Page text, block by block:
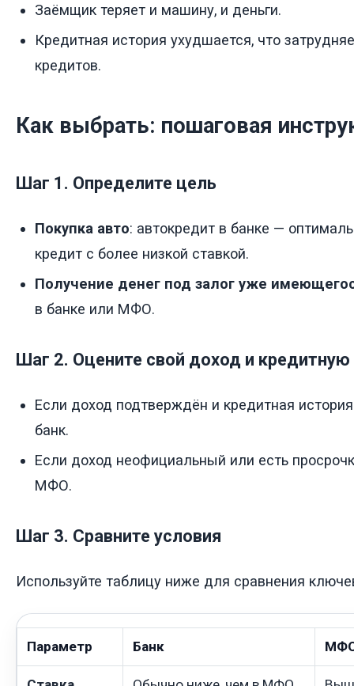
Заёмщик теряет и машину, и деньги.
Кредитная история ухудшается, что
кредитов.
Как выбрать: пошаговая
Шаг 1. Определите цель
Покупка авто: автокредит в банке —
кредит с более низкой ставкой.
Получение денег под залог уже
в банке или МФО.
Шаг 2. Оцените свой доход и
Если доход подтверждён и кредитная
банк.
Если доход неофициальный или есть
МФО.
Шаг 3. Сравните условия
Используйте таблицу ниже для сравнения
Параметр Банк